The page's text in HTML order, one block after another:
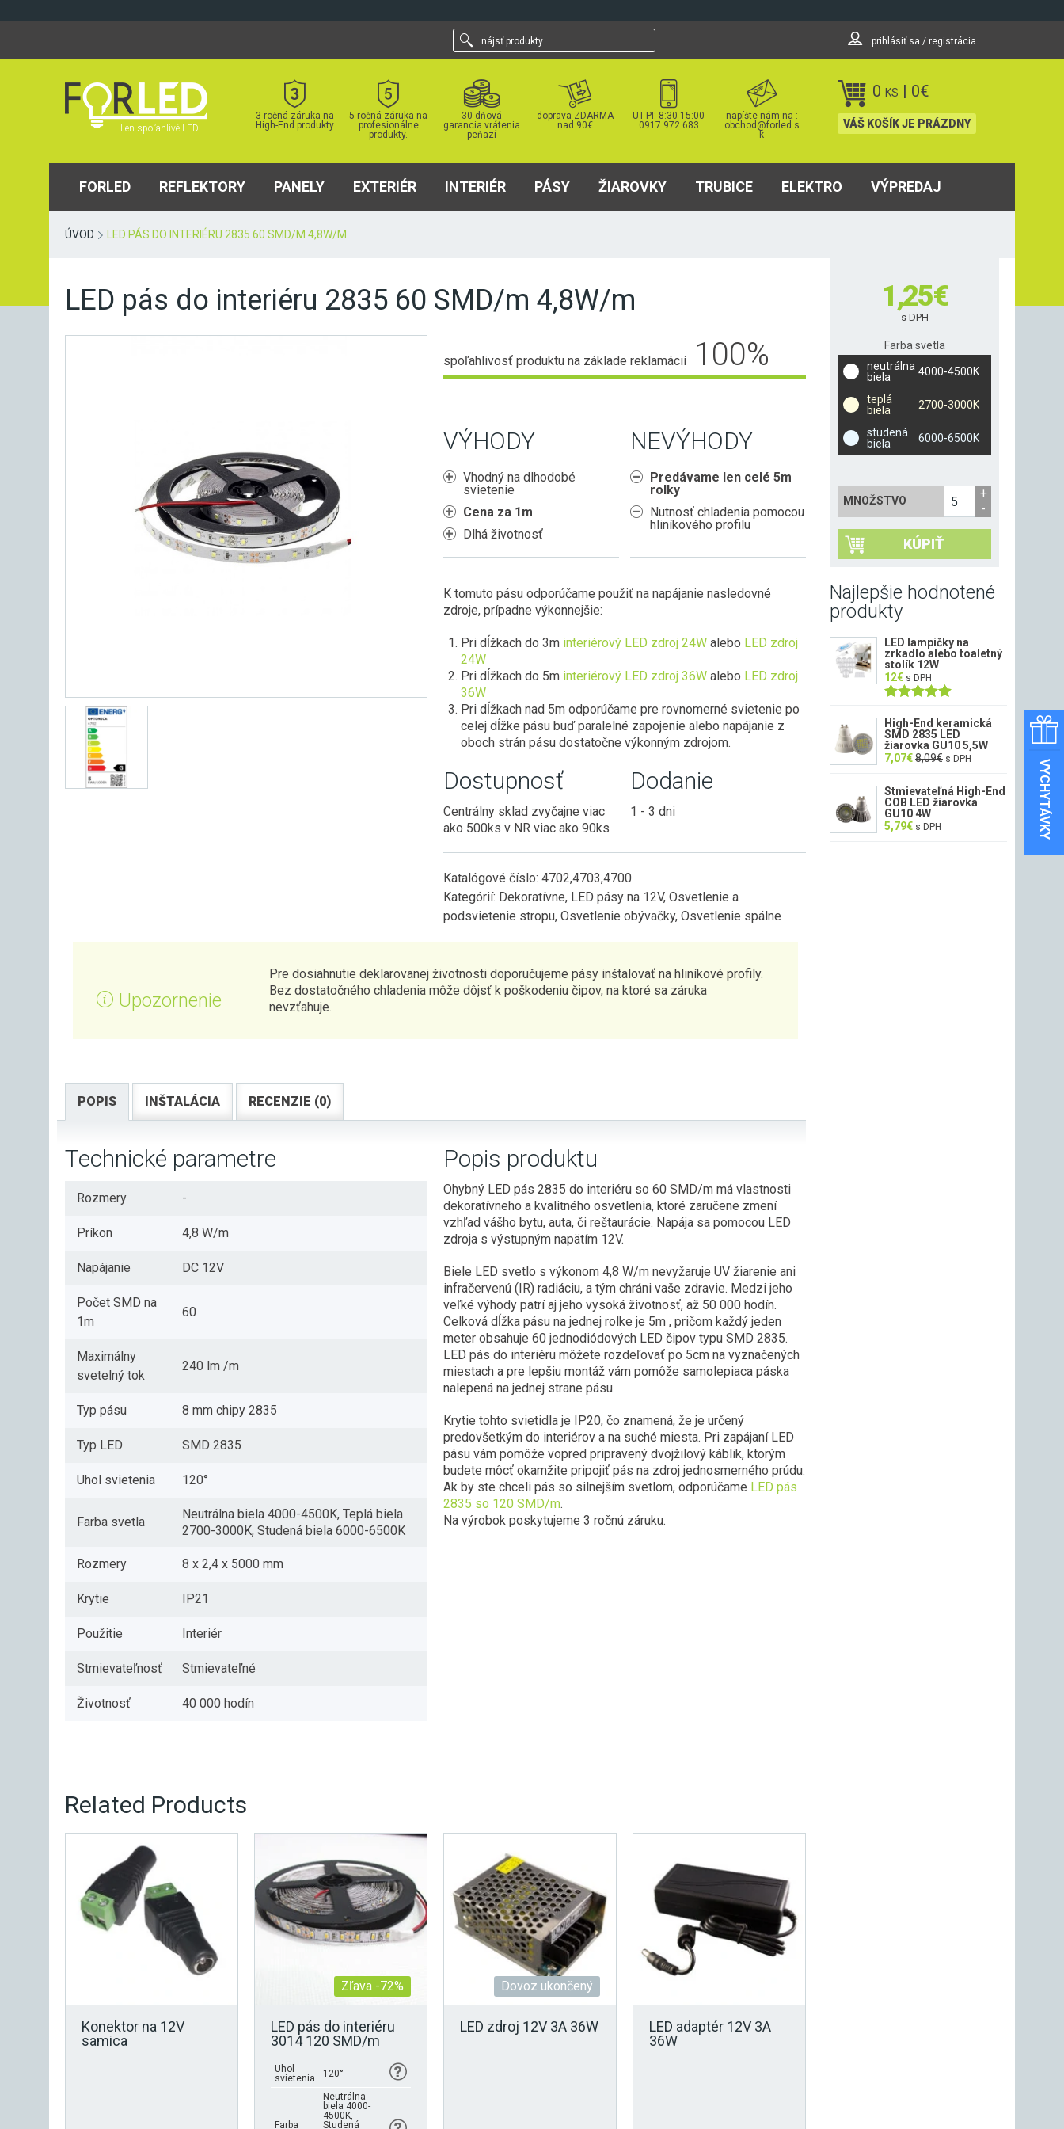
VYCHYTÁVKY
to
nájsť
produkty
prihlásiť sa / registrácia
Len spoľahlivé LED
3-ročná záruka na
High-End produkty
5-ročná záruka na
profesionálne
produkty.
30-dňová
garancia vrátenia
peňazí
doprava ZDARMA
nad 90€
UT-PI: 8:30-15:00
0917 972 683
napíšte nám na :
obchod@forled.s
k
0 KS | 0€
VÁŠ KOŠÍK JE PRÁZDNY
FORLED REFLEKTORY PANELY EXTERIÉR INTERIÉR PÁSY ŽIAROVKY TRUBICE ELEKTRO VÝPREDAJ
ÚVOD LED PÁS DO INTERIÉRU 2835 60 SMD/M 4,8W/M
LED pás do interiéru 2835 60 SMD/m 4,8W/m
spoľahlivosť produktu na základe reklamácií 100%
VÝHODY
Vhodný na dlhodobé
svietenie
Cena za 1m
Dlhá životnosť
NEVÝHODY
Predávame len celé 5m
rolky
Nutnosť chladenia pomocou
hliníkového profilu
K tomuto pásu odporúčame použiť na napájanie nasledovné
zdroje, prípadne výkonnejšie:
Pri dĺžkach do 3m interiérový LED zdroj 24W alebo LED zdroj
24W
Pri dĺžkach do 5m interiérový LED zdroj 36W alebo LED zdroj
36W
Pri dĺžkach nad 5m odporúčame pre rovnomerné svietenie po
celej dĺžke pásu buď paralelné zapojenie alebo napájanie z
oboch strán pásu dostatočne výkonným zdrojom.
Dostupnosť
Centrálny sklad zvyčajne viac
ako 500ks v NR viac ako 90ks
Dodanie
1 - 3 dni
Katalógové číslo: 4702,4703,4700
Kategórií: Dekoratívne, LED pásy na 12V, Osvetlenie a
podsvietenie stropu, Osvetlenie obývačky, Osvetlenie spálne
1,25€
s DPH
Farba svetla
neutrálna
biela
4000-4500K
teplá
biela
2700-3000K
studená
biela
6000-6500K
MNOŽSTVO
KÚPIŤ
Najlepšie hodnotené
produkty
LED lampičky na
zrkadlo alebo toaletný
stolík 12W
12€ s DPH
5.00z 5
High-End keramická
SMD 2835 LED
žiarovka GU10 5,5W
7,07€8,09€ s DPH
Stmievateľná High-End
COB LED žiarovka
GU10 4W
5,79€ s DPH
Upozornenie
Pre dosiahnutie deklarovanej životnosti doporučujeme pásy inštalovať na hliníkové profily.
Bez dostatočného chladenia môže dôjsť k poškodeniu čipov, na ktoré sa záruka
nevzťahuje.
POPIS INŠTALÁCIA RECENZIE (0)
Technické parametre
Rozmery -
Príkon 4,8 W/m
Napájanie DC 12V
Počet SMD na
1m
60
Maximálny
svetelný tok
240 lm /m
Typ pásu 8 mm chipy 2835
Typ LED SMD 2835
Uhol svietenia 120°
Farba svetla
Neutrálna biela 4000-4500K, Teplá biela
2700-3000K, Studená biela 6000-6500K
Rozmery 8 x 2,4 x 5000 mm
Krytie IP21
Použitie Interiér
Stmievateľnosť Stmievateľné
Životnosť 40 000 hodín
Popis produktu
Ohybný LED pás 2835 do interiéru so 60 SMD/m má vlastnosti
dekoratívneho a kvalitného osvetlenia, ktoré zaručene zmení
vzhľad vášho bytu, auta, či reštaurácie. Napája sa pomocou LED
zdroja s výstupným napätím 12V.
Biele LED svetlo s výkonom 4,8 W/m nevyžaruje UV žiarenie ani
infračervenú (IR) radiáciu, a tým chráni vaše zdravie. Medzi jeho
veľké výhody patrí aj jeho vysoká životnosť, až 50 000 hodín.
Celková dĺžka pásu na jednej rolke je 5m , pričom každý jeden
meter obsahuje 60 jednodiódových LED čipov typu SMD 2835.
LED pás do interiéru môžete rozdeľovať po 5cm na vyznačených
miestach a pre lepšiu montáž vám pomôže samolepiaca páska
nalepená na jednej strane pásu.
Krytie tohto svietidla je IP20, čo znamená, že je určený
predovšetkým do interiérov a na suché miesta. Pri zapájaní LED
pásu vám pomôže vopred pripravený dvojžilový káblik, ktorým
budete môcť okamžite pripojiť pás na zdroj jednosmerného prúdu.
Ak by ste chceli pás so silnejším svetlom, odporúčame LED pás
2835 so 120 SMD/m.
Na výrobok poskytujeme 3 ročnú záruku.
Related Products
Konektor na 12V
samica
LED pás do interiéru
3014 120 SMD/m
Zľava -72%
Uhol
svietenia
120°
Farba
Neutrálna
biela 4000-
4500K,
Studená
LED zdroj 12V 3A 36W
Dovoz ukončený
LED adaptér 12V 3A
36W